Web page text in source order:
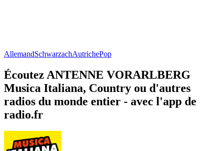
AllemandSchwarzachAutrichePop
Écoutez ANTENNE VORARLBERG
Musica Italiana, Country ou d'autres
radios du monde entier - avec l'app de
radio.fr